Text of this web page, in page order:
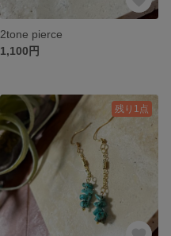
2tone pierce
1,100円
残り1点